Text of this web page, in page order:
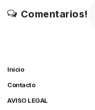
Comentarios!
Inicio
Contacto
AVISO LEGAL